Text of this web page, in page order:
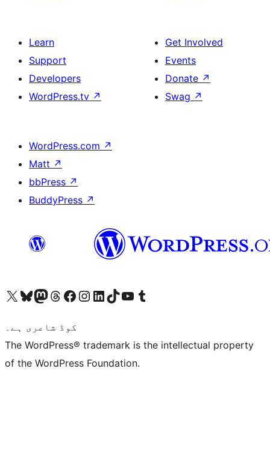
Learn
Support
Developers
WordPress.tv ↗
Get Involved
Events
Donate ↗
Swag ↗
WordPress.com ↗
Matt ↗
bbPress ↗
BuddyPress ↗
Visit our X (formerly Twitter) account
ہمارے بلیواسکائی اکاؤنٹ پر جائیں
Visit our Mastodon account
ہمارے ٹھریڈز اکاؤنٹ پر جائیں
Visit our Facebook page
Visit our Instagram account
Visit our LinkedIn account
ہمارے ٹک ٹاک اکاؤنٹ پر جائیں
Visit our YouTube channel
ہمارے ٹمبلر اکاؤنٹ پر جائیں
کوڈ شاعری ہے۔
The WordPress® trademark is the intellectual property
of the WordPress Foundation.